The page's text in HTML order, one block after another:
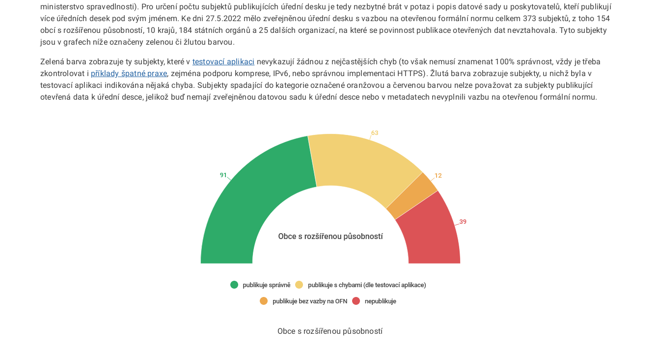
ministerstvo spravedlnosti). Pro určení počtu subjektů publikujících úřední desku je tedy nezbytné brát v potaz i popis datové sady u poskytovatelů, kteří publikují
více úředních desek pod svým jménem. Ke dni 27.5.2022 mělo zveřejněnou úřední desku s vazbou na otevřenou formální normu celkem 373 subjektů, z toho 154
obcí s rozšířenou působností, 10 krajů, 184 státních orgánů a 25 dalších organizací, na které se povinnost publikace otevřených dat nevztahovala. Tyto subjekty
jsou v grafech níže označeny zelenou či žlutou barvou.
Zelená barva zobrazuje ty subjekty, které v testovací aplikaci nevykazují žádnou z nejčastějších chyb (to však nemusí znamenat 100% správnost, vždy je třeba
zkontrolovat i příklady špatné praxe, zejména podporu komprese, IPv6, nebo správnou implementaci HTTPS). Žlutá barva zobrazuje subjekty, u nichž byla v
testovací aplikaci indikována nějaká chyba. Subjekty spadající do kategorie označené oranžovou a červenou barvou nelze považovat za subjekty publikující
otevřená data k úřední desce, jelikož buď nemají zveřejněnou datovou sadu k úřední desce nebo v metadatech nevyplnili vazbu na otevřenou formální normu.
Obce s rozšířenou působností